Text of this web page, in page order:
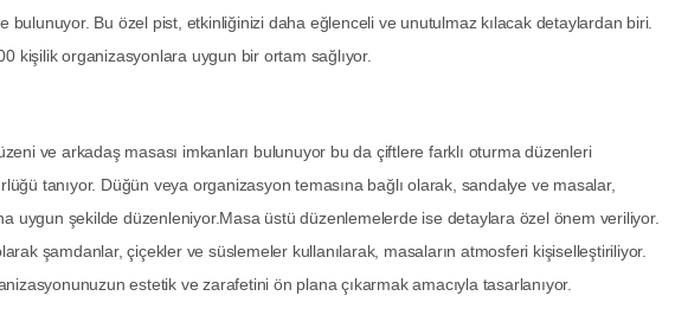
bulunuyor. Bu özel pist, etkinliğinizi daha eğlenceli ve unutulmaz kılacak detaylardan biri.
kişilik organizasyonlara uygun bir ortam sağlıyor.
ve arkadaş masası imkanları bulunuyor bu da çiftlere farklı oturma düzenleri
tanıyor. Düğün veya organizasyon temasına bağlı olarak, sandalye ve masalar,
uygun şekilde düzenleniyor.Masa üstü düzenlemelerde ise detaylara özel önem veriliyor.
şamdanlar, çiçekler ve süslemeler kullanılarak, masaların atmosferi kişiselleştiriliyor.
estetik ve zarafetini ön plana çıkarmak amacıyla tasarlanıyor.